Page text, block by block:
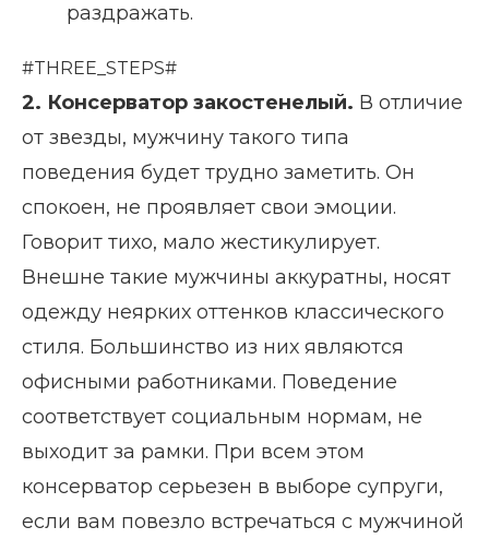
раздражать.
#THREE_STEPS#
2. Консерватор закостенелый. В отличие
от звезды, мужчину такого типа
поведения будет трудно заметить. Он
спокоен, не проявляет свои эмоции.
Говорит тихо, мало жестикулирует.
Внешне такие мужчины аккуратны, носят
одежду неярких оттенков классического
стиля. Большинство из них являются
офисными работниками. Поведение
соответствует социальным нормам, не
выходит за рамки. При всем этом
консерватор серьезен в выборе супруги,
если вам повезло встречаться с мужчиной